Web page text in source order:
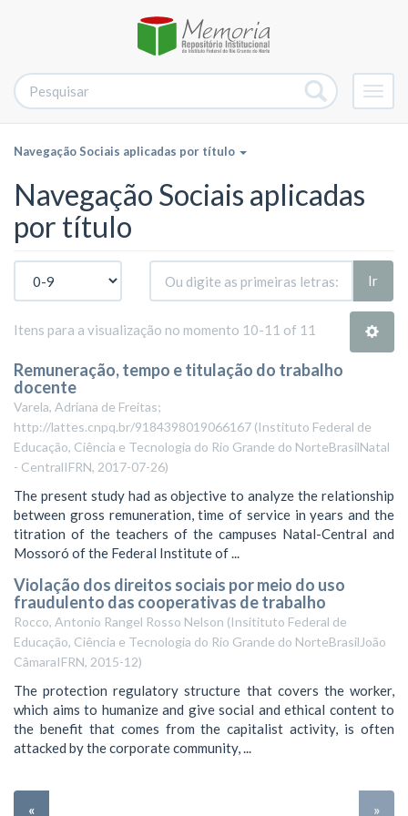
Navegação Sociais aplicadas por título
Navegação Sociais aplicadas
por título
Ir
Itens para a visualização no momento 10-11 of 11
Remuneração, tempo e titulação do trabalho
docente
Varela, Adriana de Freitas;
http://lattes.cnpq.br/9184398019066167 (Instituto Federal de
Educação, Ciência e Tecnologia do Rio Grande do NorteBrasilNatal
- CentralIFRN, 2017-07-26)
The present study had as objective to analyze the relationship
between gross remuneration, time of service in years and the
titration of the teachers of the campuses Natal-Central and
Mossoró of the Federal Institute of ...
Violação dos direitos sociais por meio do uso
fraudulento das cooperativas de trabalho
Rocco, Antonio Rangel Rosso Nelson (Insitituto Federal de
Educação, Ciência e Tecnologia do Rio Grande do NorteBrasilJoão
CâmaraIFRN, 2015-12)
The protection regulatory structure that covers the worker,
which aims to humanize and give social and ethical content to
the benefit that comes from the capitalist activity, is often
attacked by the corporate community, ...
« »